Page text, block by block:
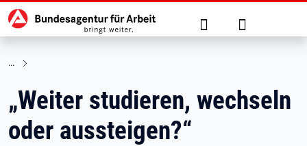
zu den Hauptinhalten springen
Hauptnavigation Suche Anmelden
„Weiter studieren, wechseln
oder aussteigen?“